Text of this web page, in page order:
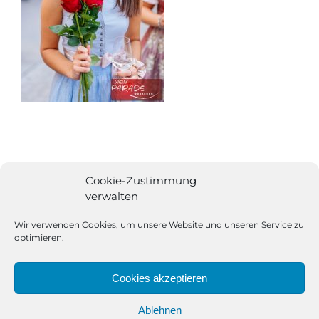
Cookie-Zustimmung
verwalten
Wir verwenden Cookies, um unsere Website und unseren Service zu
optimieren.
Cookies akzeptieren
Ablehnen